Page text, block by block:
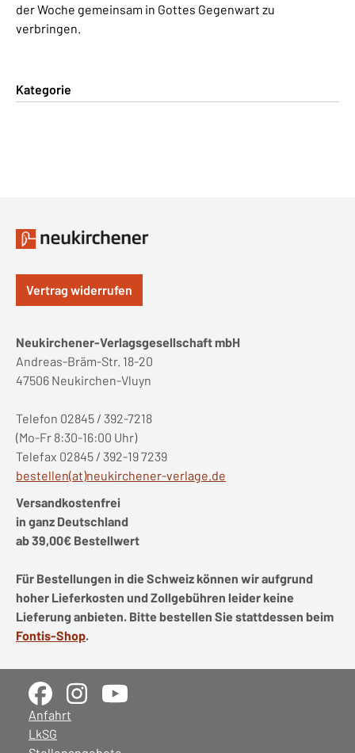
der Woche gemeinsam in Gottes Gegenwart zu
verbringen.
Kategorie
Vertrag widerrufen
Neukirchener-Verlagsgesellschaft mbH
Andreas-Bräm-Str. 18-20
47506 Neukirchen-Vluyn
Telefon 02845 / 392-7218
(Mo-Fr 8:30-16:00 Uhr)
Telefax 02845 / 392-19 7239
bestellen(at)neukirchener-verlage.de
Versandkostenfrei
in ganz Deutschland
ab 39,00€ Bestellwert
Für Bestellungen in die Schweiz können wir aufgrund
hoher Lieferkosten und Zollgebühren leider keine
Lieferung anbieten. Bitte bestellen Sie stattdessen beim
Fontis-Shop.
Anfahrt
LkSG